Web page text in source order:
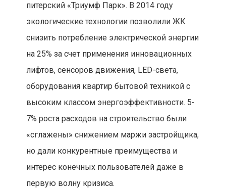
питерский «Триумф Парк». В 2014 году
экологические технологии позволили ЖК
снизить потребление электрической энергии
на 25% за счет применения инновационных
лифтов, сенсоров движения, LED-света,
оборудования квартир бытовой техникой с
высоким классом энергоэффективности. 5-
7% роста расходов на строительство были
«сглажены» снижением маржи застройщика,
но дали конкурентные преимущества и
интерес конечных пользователей даже в
первую волну кризиса.